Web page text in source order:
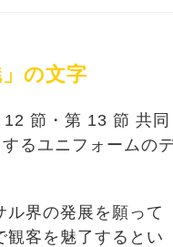
の文字
節・第 13 節 共同
るユニフォームの
界の発展を願って
客を魅了するとい